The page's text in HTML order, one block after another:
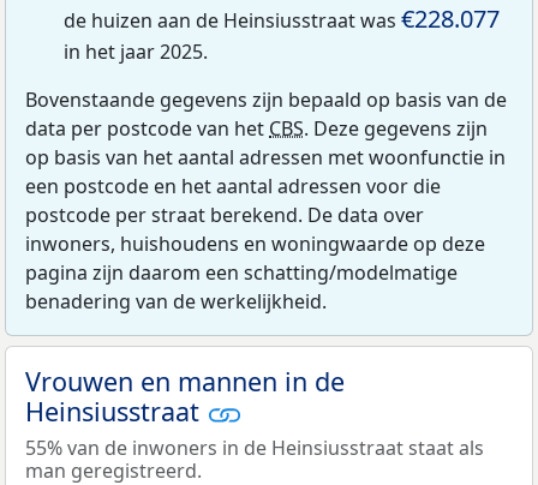
de huizen aan de Heinsiusstraat was €228.077
in het jaar 2025.
Bovenstaande gegevens zijn bepaald op basis van de
data per postcode van het CBS. Deze gegevens zijn
op basis van het aantal adressen met woonfunctie in
een postcode en het aantal adressen voor die
postcode per straat berekend. De data over
inwoners, huishoudens en woningwaarde op deze
pagina zijn daarom een schatting/modelmatige
benadering van de werkelijkheid.
Vrouwen en mannen in de
Heinsiusstraat
55% van de inwoners in de Heinsiusstraat staat als
man geregistreerd.